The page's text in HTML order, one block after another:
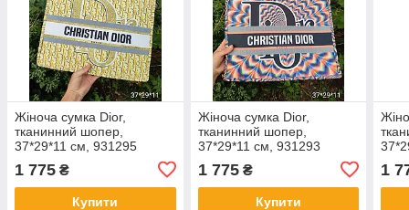
Жіноча сумка Dior,
тканинний шопер,
37*29*11 см, 931295
1 775 ₴
Купити
Жіноча сумка Dior,
тканинний шопер,
37*29*11 см, 931293
1 775₴
Купити
1